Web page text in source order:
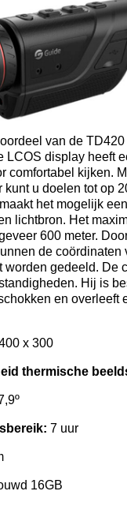
van de
LCOS display heeft
comfortabel kijken.
kunt u doelen tot op
het mogelijk
lichtbron. Het
600 meter.
de coördinaten
worden gedeeld. De
Hij is
en overleeft
x 300
thermische
7 uur
16GB